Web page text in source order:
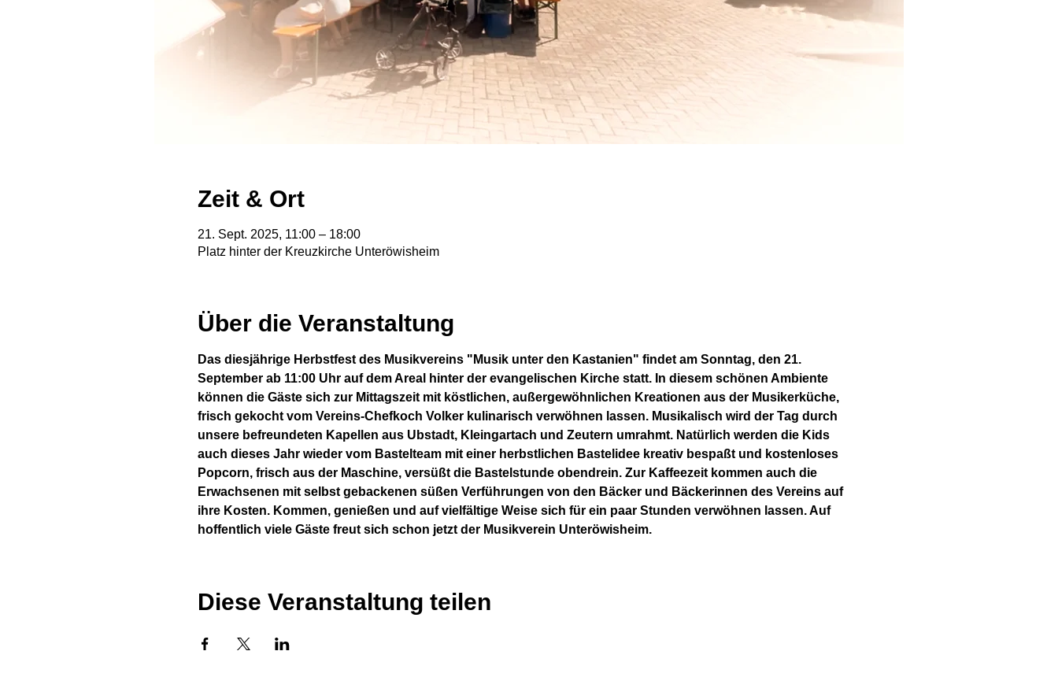
Zeit & Ort
21. Sept. 2025, 11:00 – 18:00
Platz hinter der Kreuzkirche Unteröwisheim
Über die Veranstaltung
Das diesjährige Herbstfest des Musikvereins "Musik unter den Kastanien" findet am Sonntag, den 21.
September ab 11:00 Uhr auf dem Areal hinter der evangelischen Kirche statt. In diesem schönen Ambiente
können die Gäste sich zur Mittagszeit mit köstlichen, außergewöhnlichen Kreationen aus der Musikerküche,
frisch gekocht vom Vereins-Chefkoch Volker kulinarisch verwöhnen lassen. Musikalisch wird der Tag durch
unsere befreundeten Kapellen aus Ubstadt, Kleingartach und Zeutern umrahmt. Natürlich werden die Kids
auch dieses Jahr wieder vom Bastelteam mit einer herbstlichen Bastelidee kreativ bespaßt und kostenloses
Popcorn, frisch aus der Maschine, versüßt die Bastelstunde obendrein. Zur Kaffeezeit kommen auch die
Erwachsenen mit selbst gebackenen süßen Verführungen von den Bäcker und Bäckerinnen des Vereins auf
ihre Kosten. Kommen, genießen und auf vielfältige Weise sich für ein paar Stunden verwöhnen lassen. Auf
hoffentlich viele Gäste freut sich schon jetzt der Musikverein Unteröwisheim.
Diese Veranstaltung teilen